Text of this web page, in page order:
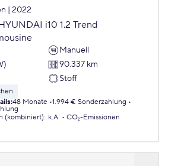
| 2022
i10 1.2 Trend
Manuell
90.337 km
Stoff
:48 Monate 1.994 € Sonderzahlung
(kombiniert): k.A.
CO₂-Emissionen